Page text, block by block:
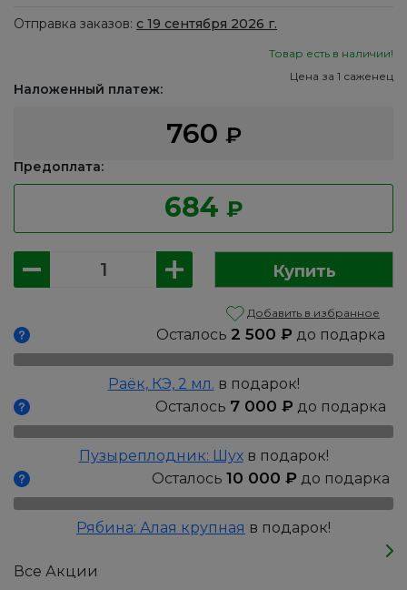
Отправка заказов: с 19 сентября 2026 г.
Товар есть в наличии!
Цена за 1 саженец
Наложенный платеж:
760 ₽
Предоплата:
684 ₽
Количество
товара
травянистый:
Сара
Бернар
Купить
Добавить в избранное
Осталось 2 500 ₽ до подарка
Раёк, КЭ, 2 мл. в подарок!
Осталось 7 000 ₽ до подарка
Пузыреплодник: Шухв подарок!
Осталось 10 000 ₽ до подарка
Рябина: Алая крупная в подарок!
Все Акции